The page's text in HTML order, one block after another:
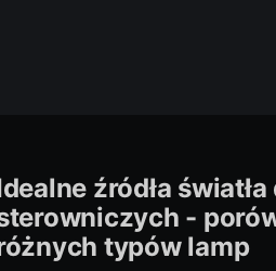
źródła
-
typów lamp